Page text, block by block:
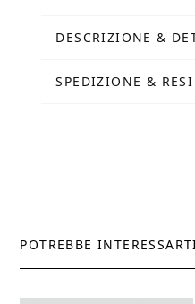
quantità
DESCRIZIONE &
SPEDIZIONE & RESI
POTREBBE